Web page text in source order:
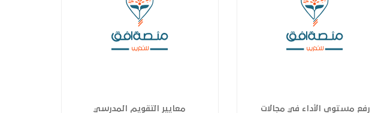
رفع مستوى الأداء في مجالات معايير التقويم المدرسي